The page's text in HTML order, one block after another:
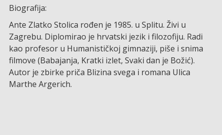
Biografija:
Ante Zlatko Stolica rođen je 1985. u Splitu. Živi u
Zagrebu. Diplomirao je hrvatski jezik i filozofiju. Radi
kao profesor u Humanističkoj gimnaziji, piše i snima
filmove (Babajanja, Kratki izlet, Svaki dan je Božić).
Autor je zbirke priča Blizina svega i romana Ulica
Marthe Argerich.